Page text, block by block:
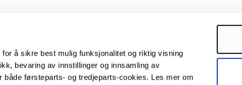
å sikre best mulig funksjonalitet og riktig visning
bevaring av innstillinger og innsamling av
førsteparts- og tredjeparts-cookies. Les mer om